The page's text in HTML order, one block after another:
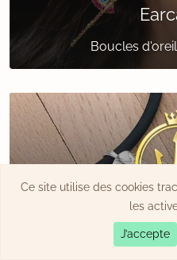
Boucles
La
Ce site utilise des cookies
les
J’accepte